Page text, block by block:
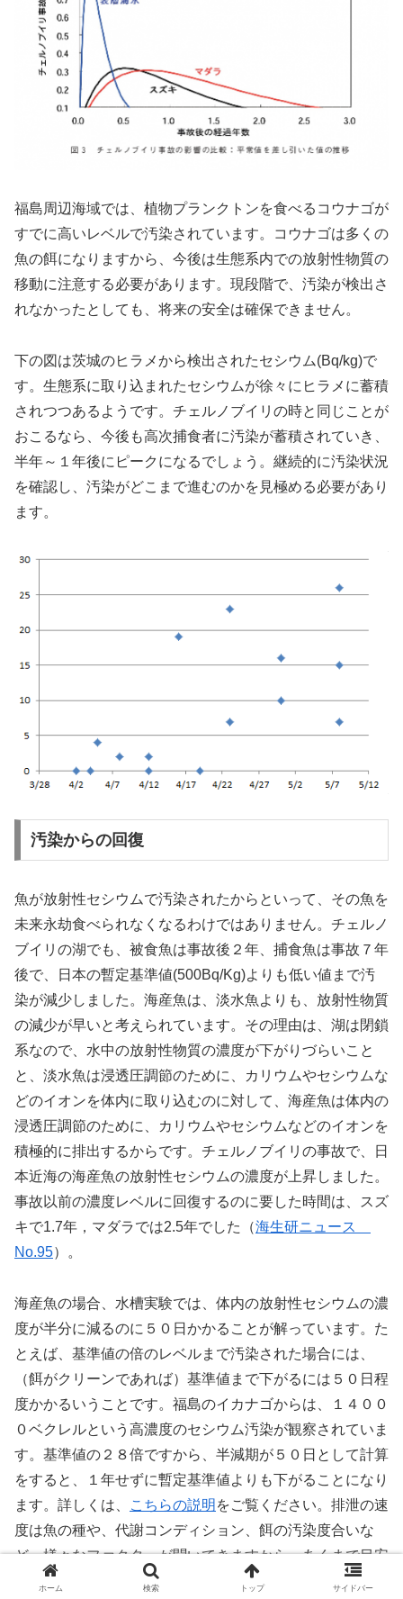
福島周辺海域では、植物プランクトンを食べるコウナゴが
すでに高いレベルで汚染されています。コウナゴは多くの
魚の餌になりますから、今後は生態系内での放射性物質の
移動に注意する必要があります。現段階で、汚染が検出さ
れなかったとしても、将来の安全は確保できません。
下の図は茨城のヒラメから検出されたセシウム(Bq/kg)で
す。生態系に取り込まれたセシウムが徐々にヒラメに蓄積
されつつあるようです。チェルノブイリの時と同じことが
おこるなら、今後も高次捕食者に汚染が蓄積されていき、
半年～１年後にピークになるでしょう。継続的に汚染状況
を確認し、汚染がどこまで進むのかを見極める必要があり
ます。
汚染からの回復
魚が放射性セシウムで汚染されたからといって、その魚を
未来永劫食べられなくなるわけではありません。チェルノ
ブイリの湖でも、被食魚は事故後２年、捕食魚は事故７年
後で、日本の暫定基準値(500Bq/Kg)よりも低い値まで汚
染が減少しました。海産魚は、淡水魚よりも、放射性物質
の減少が早いと考えられています。その理由は、湖は閉鎖
系なので、水中の放射性物質の濃度が下がりづらいこと
と、淡水魚は浸透圧調節のために、カリウムやセシウムな
どのイオンを体内に取り込むのに対して、海産魚は体内の
浸透圧調節のために、カリウムやセシウムなどのイオンを
積極的に排出するからです。チェルノブイリの事故で、日
本近海の海産魚の放射性セシウムの濃度が上昇しました。
事故以前の濃度レベルに回復するのに要した時間は、スズ
キで1.7年，マダラでは2.5年でした（海生研ニュース
No.95）。
海産魚の場合、水槽実験では、体内の放射性セシウムの濃
度が半分に減るのに５０日かかることが解っています。た
とえば、基準値の倍のレベルまで汚染された場合には、
（餌がクリーンであれば）基準値まで下がるには５０日程
度かかるいうことです。福島のイカナゴからは、１４００
０ベクレルという高濃度のセシウム汚染が観察されていま
す。基準値の２８倍ですから、半減期が５０日として計算
をすると、１年せずに暫定基準値よりも下がることになり
ます。詳しくは、
こちらの説明 をご覧ください。排泄の速
度は魚の種や、代謝コンディション、餌の汚染度合いな
ど、様々なファクターが聞いてきますから、あくまで目安
程度です。
ホーム 検索 トップ サイドバー